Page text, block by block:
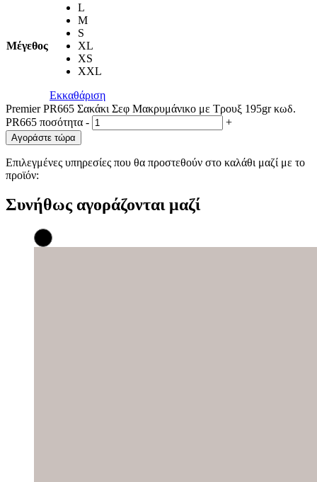
Μέγεθος
L
M
S
XL
XS
XXL
Εκκαθάριση
Premier PR665 Σακάκι Σεφ Μακρυμάνικο με Τρουξ 195gr κωδ.
PR665 ποσότητα - +
Αγοράστε τώρα
Επιλεγμένες υπηρεσίες που θα προστεθούν στο καλάθι μαζί με το
προϊόν:
Συνήθως αγοράζονται μαζί